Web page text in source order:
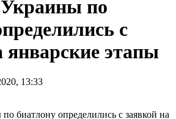
по
с
январские этапы
13:33